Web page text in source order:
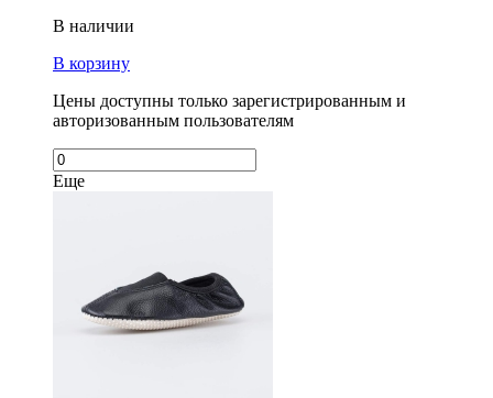
В наличии
В корзину
Цены доступны только зарегистрированным и
авторизованным пользователям
Еще